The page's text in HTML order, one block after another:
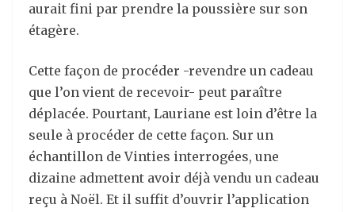
aurait fini par prendre la poussière sur son
étagère.
Cette façon de procéder -revendre un cadeau
que l’on vient de recevoir- peut paraître
déplacée. Pourtant, Lauriane est loin d’être la
seule à procéder de cette façon. Sur un
échantillon de Vinties interrogées, une
dizaine admettent avoir déjà vendu un cadeau
reçu à Noël. Et il suffit d’ouvrir l’application